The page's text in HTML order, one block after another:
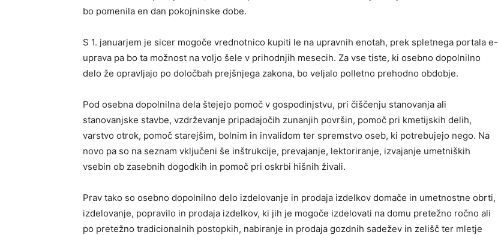
bo pomenila en dan pokojninske dobe.
S 1. januarjem je sicer mogoče vrednotnico kupiti le na upravnih enotah, prek spletnega portala e-
uprava pa bo ta možnost na voljo šele v prihodnjih mesecih. Za vse tiste, ki osebno dopolnilno
delo že opravljajo po določbah prejšnjega zakona, bo veljalo polletno prehodno obdobje.
Pod osebna dopolnilna dela štejejo pomoč v gospodinjstvu, pri čiščenju stanovanja ali
stanovanjske stavbe, vzdrževanje pripadajočih zunanjih površin, pomoč pri kmetijskih delih,
varstvo otrok, pomoč starejšim, bolnim in invalidom ter spremstvo oseb, ki potrebujejo nego. Na
novo pa so na seznam vključeni še inštrukcije, prevajanje, lektoriranje, izvajanje umetniških
vsebin ob zasebnih dogodkih in pomoč pri oskrbi hišnih živali.
Prav tako so osebno dopolnilno delo izdelovanje in prodaja izdelkov domače in umetnostne obrti,
izdelovanje, popravilo in prodaja izdelkov, ki jih je mogoče izdelovati na domu pretežno ročno ali
po pretežno tradicionalnih postopkih, nabiranje in prodaja gozdnih sadežev in zelišč ter mletje